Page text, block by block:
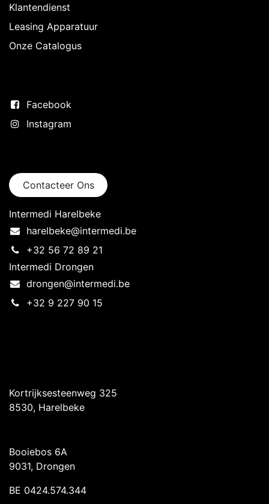
Klantendienst
Leasing Apparatuur
Onze Catalogus
Facebook
Instagram
Contacteer Ons
Intermedi Harelbeke
harelbeke@intermedi.be
+32 56 72 89 21
Intermedi Drongen
drongen@intermedi.be
+32 9 227 90 15
Kortrijksesteenweg 325
8530, Harelbeke
Booiebos 6A
9031, Drongen
BE 0424.574.344